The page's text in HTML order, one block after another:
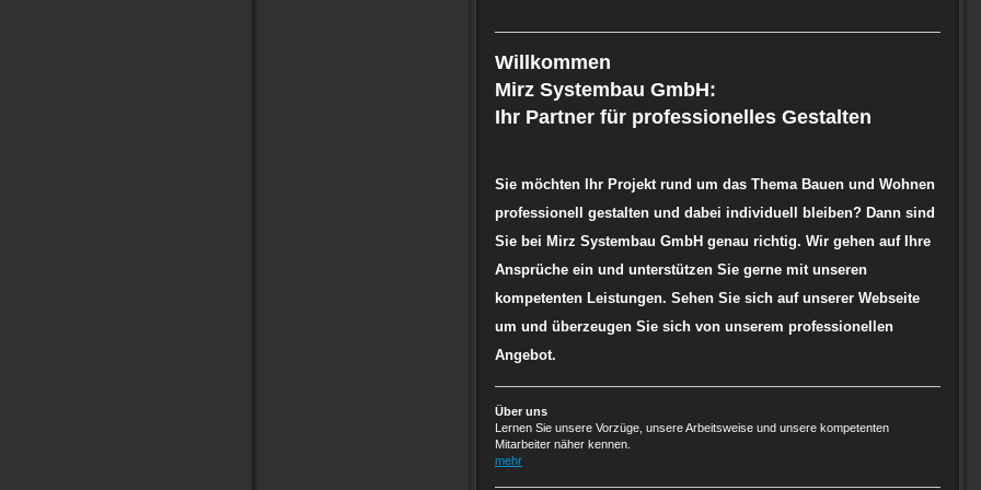
Mirz Systembau GmbH:
Ihr Partner für professionelles Gestalten
Sie möchten Ihr Projekt rund um das Thema Bauen und Wohnen
professionell gestalten und dabei individuell bleiben? Dann sind
Sie bei Mirz Systembau GmbH genau richtig. Wir gehen auf Ihre
Ansprüche ein und unterstützen Sie gerne mit unseren
kompetenten Leistungen. Sehen Sie sich auf unserer Webseite
um und überzeugen Sie sich von unserem professionellen
Angebot.
Über uns
Lernen Sie unsere Vorzüge, unsere Arbeitsweise und unsere kompetenten
Mitarbeiter näher kennen.
mehr